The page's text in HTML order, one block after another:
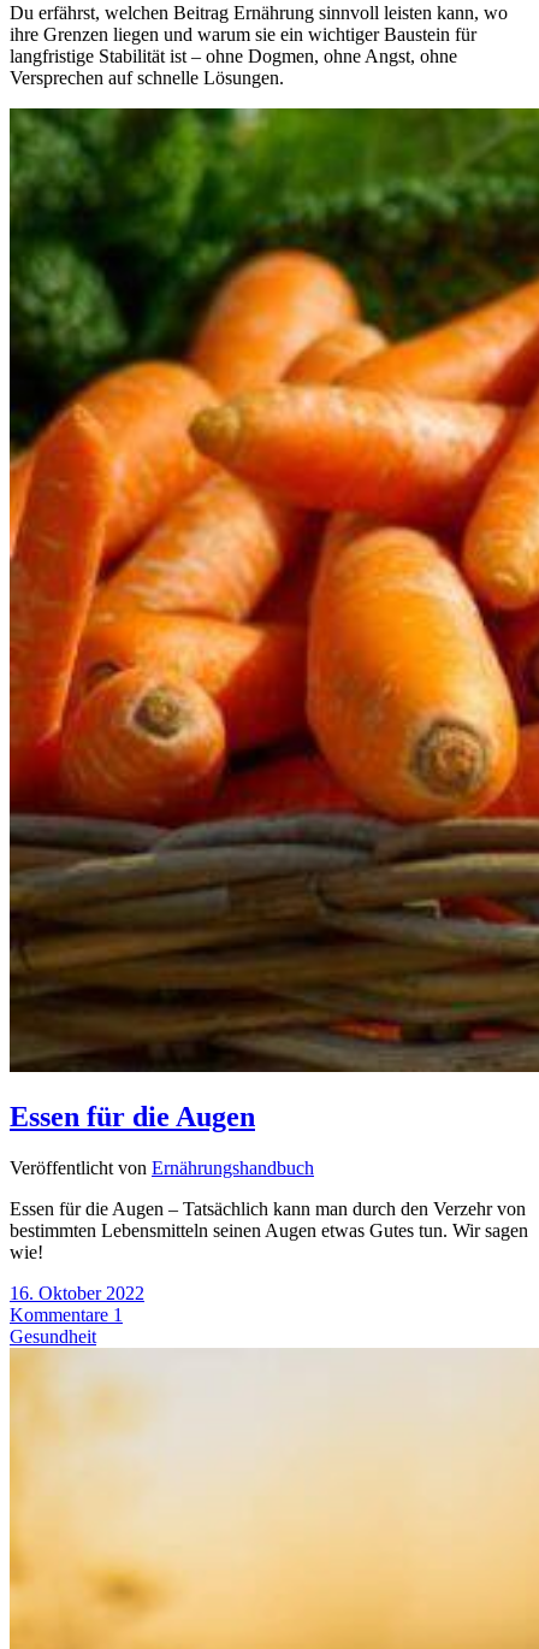
Du erfährst, welchen Beitrag Ernährung sinnvoll leisten kann, wo
ihre Grenzen liegen und warum sie ein wichtiger Baustein für
langfristige Stabilität ist – ohne Dogmen, ohne Angst, ohne
Versprechen auf schnelle Lösungen.
Essen für die Augen
Veröffentlicht von Ernährungshandbuch
Essen für die Augen – Tatsächlich kann man durch den Verzehr von
bestimmten Lebensmitteln seinen Augen etwas Gutes tun. Wir sagen
wie!
16. Oktober 2022
Kommentare 1
Gesundheit